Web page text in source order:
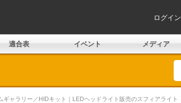
ログイン
適合表 イベント メディア
ギャラリー／HIDキット｜LEDヘッドライト販売のスフィアライト